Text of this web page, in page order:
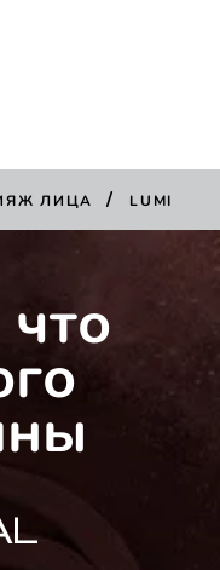
ЛИЦА / LUMI